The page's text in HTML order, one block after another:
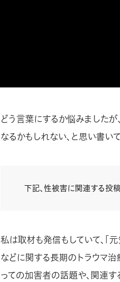
どう言葉にするか悩みましたが
なるかもしれない、と思い書い
下記、性被害に関連する投
私は取材も発信もしていて、「
などに関する長期のトラウマ治
っての加害者の話題や、関連す